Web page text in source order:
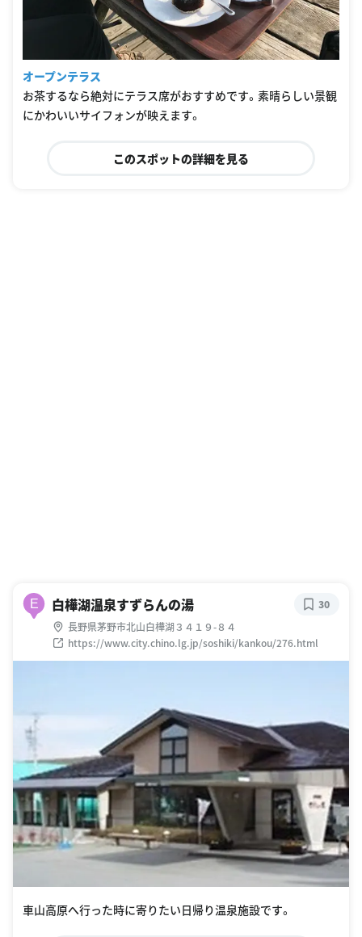
オープンテラス
お茶するなら絶対にテラス席がおすすめです。素晴らしい景観
にかわいいサイフォンが映えます。
このスポットの詳細を見る
E 白樺湖温泉すずらんの湯
長野県茅野市北山白樺湖３４１９-８４
https://www.city.chino.lg.jp/soshiki/kankou/276.html
30
車山高原へ行った時に寄りたい日帰り温泉施設です。